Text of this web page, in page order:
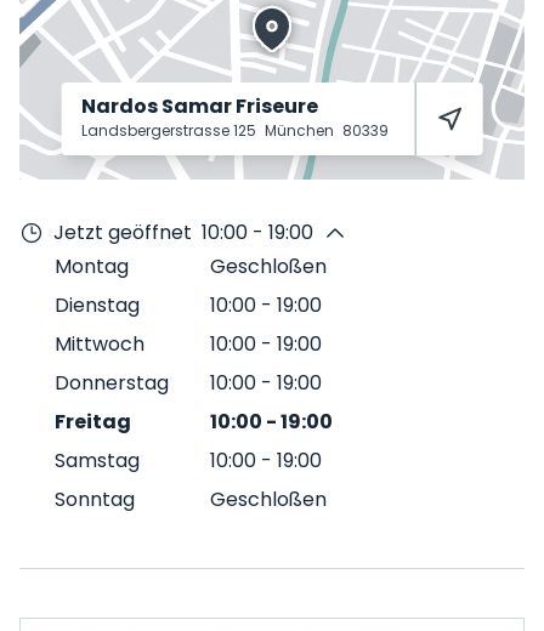
Nardos Samar Friseure
Landsbergerstrasse 125 München 80339
Jetzt geöffnet 10:00 - 19:00
Montag
Geschloßen
Dienstag
10:00 - 19:00
Mittwoch
10:00 - 19:00
Donnerstag
10:00 - 19:00
Freitag
10:00 -19:00
Samstag
10:00 - 19:00
Sonntag
Geschloßen